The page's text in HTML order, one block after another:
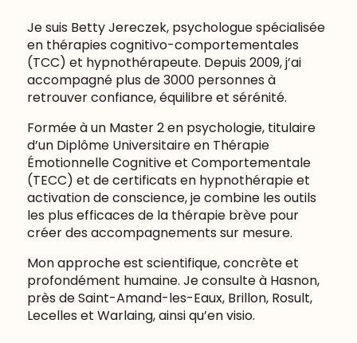
Je suis Betty Jereczek, psychologue spécialisée
en thérapies cognitivo-comportementales
(TCC) et hypnothérapeute. Depuis 2009, j’ai
accompagné plus de 3000 personnes à
retrouver confiance, équilibre et sérénité.
Formée à un Master 2 en psychologie, titulaire
d’un Diplôme Universitaire en Thérapie
Émotionnelle Cognitive et Comportementale
(TECC) et de certificats en hypnothérapie et
activation de conscience, je combine les outils
les plus efficaces de la thérapie brève pour
créer des accompagnements sur mesure.
Mon approche est scientifique, concrète et
profondément humaine. Je consulte à Hasnon,
près de Saint-Amand-les-Eaux, Brillon, Rosult,
Lecelles et Warlaing, ainsi qu’en visio.